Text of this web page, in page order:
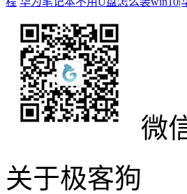
微
关于极客狗